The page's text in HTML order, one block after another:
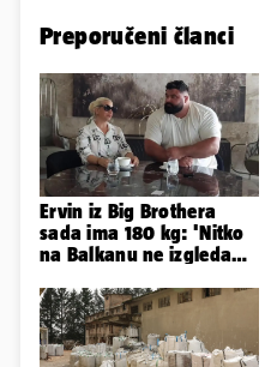
Preporučeni članci
Ervin iz Big Brothera
sada ima 180 kg: 'Nitko
na Balkanu ne izgleda